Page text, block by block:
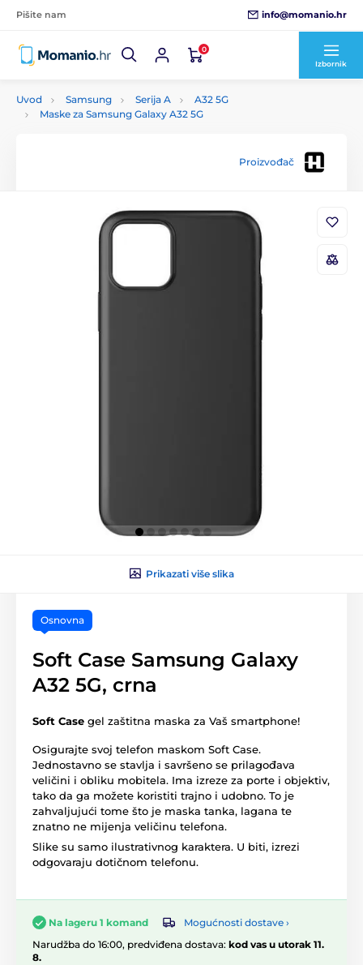
Pišite nam info@momanio.hr
0
Izbornik
Uvod Samsung Serija A
A32 5G
Maske za Samsung Galaxy A32 5G
Proizvođač
Prikazati više slika
Osnovna
Soft Case Samsung Galaxy
A32 5G, crna
Soft Case gel zaštitna maska za Vaš smartphone!
Osigurajte svoj telefon maskom Soft Case.
Jednostavno se stavlja i savršeno se prilagođava
veličini i obliku mobitela. Ima izreze za porte i objektiv,
tako da ga možete koristiti trajno i udobno. To je
zahvaljujući tome što je maska ​​tanka, lagana te
znatno ne mijenja veličinu telefona.
Slike su samo ilustrativnog karaktera. U biti, izrezi
odgovaraju dotičnom telefonu.
Na lageru 1 komand
Mogućnosti dostave ›
Narudžba do 16:00, predviđena dostava: kod vas u utorak 11.
8.